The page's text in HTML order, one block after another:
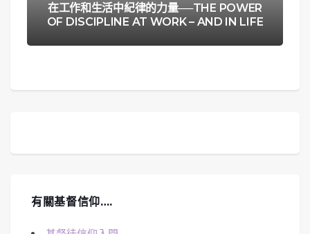
在工作和生活中紀律的力量──THE POWER
OF DISCIPLINE AT WORK – AND IN LIFE
有關基督信仰….